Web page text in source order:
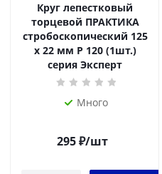
Круг лепестковый
торцевой ПРАКТИКА
стробоскопический 125
х 22 мм Р 120 (1шт.)
серия Эксперт
Много
295₽/шт